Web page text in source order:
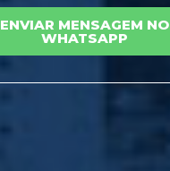
ENVIAR MENSAGEM NO
WHATSAPP